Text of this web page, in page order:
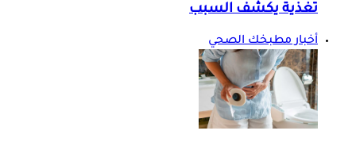
تغذية يكشف السبب
أخبار مطبخك الصحي